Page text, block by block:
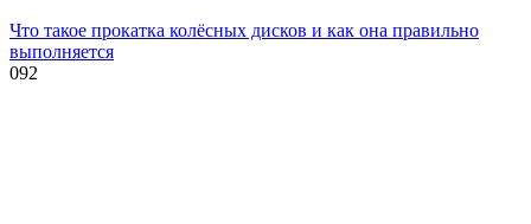
Что такое прокатка колёсных дисков и как она правильно
выполняется
092